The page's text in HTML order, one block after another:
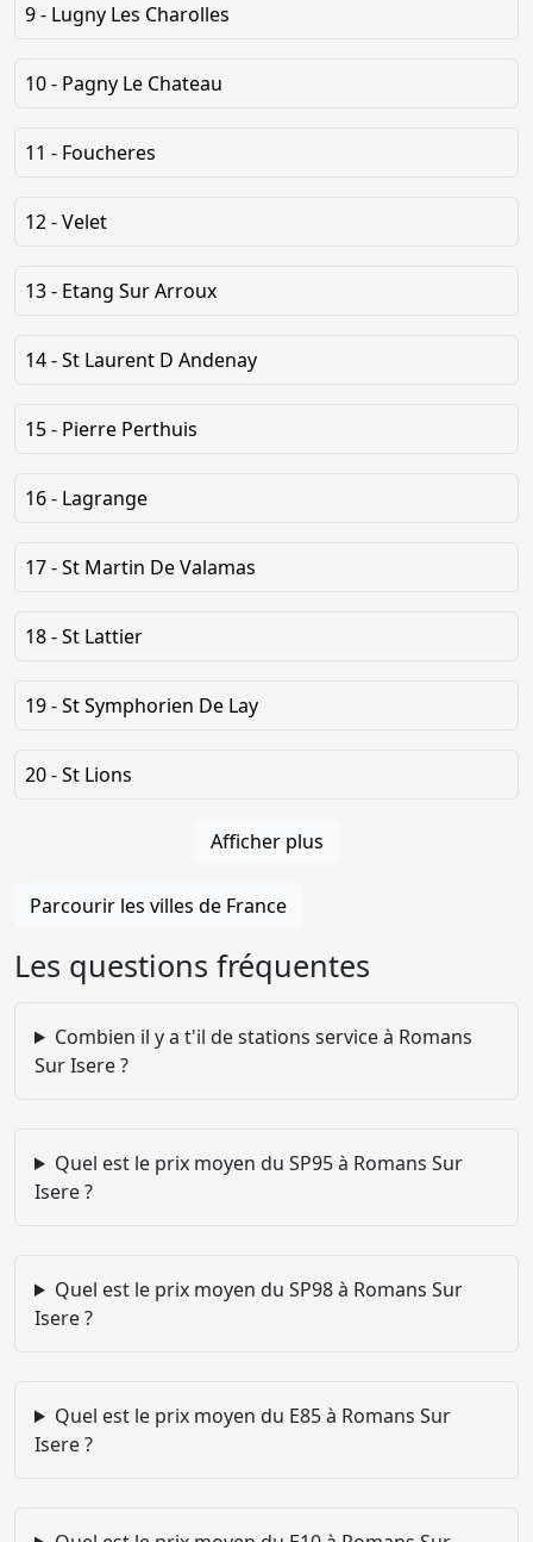
9 - Lugny Les Charolles
10 - Pagny Le Chateau
11 - Foucheres
12 - Velet
13 - Etang Sur Arroux
14 - St Laurent D Andenay
15 - Pierre Perthuis
16 - Lagrange
17 - St Martin De Valamas
18 - St Lattier
19 - St Symphorien De Lay
20 - St Lions
Afficher plus
Parcourir les villes de France
Les questions fréquentes
Combien il y a t'il de stations service à Romans
Sur Isere ?
Quel est le prix moyen du SP95 à Romans Sur
Isere ?
Quel est le prix moyen du SP98 à Romans Sur
Isere ?
Quel est le prix moyen du E85 à Romans Sur
Isere ?